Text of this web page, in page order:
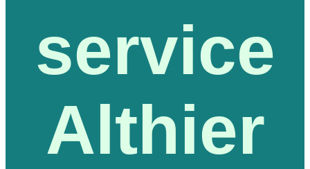
service
Althier